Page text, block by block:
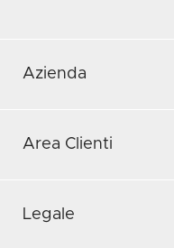
Azienda
Area Clienti
Legale